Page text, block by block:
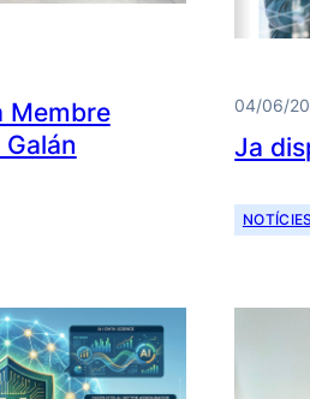
Membre
04/06/
Ja
NOTÍCIES